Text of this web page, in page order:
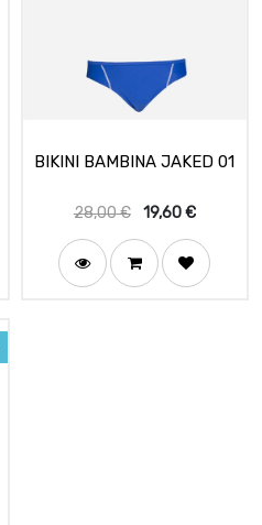
BIKINI BAMBINA JAKED 01
28,00€ 19,60€